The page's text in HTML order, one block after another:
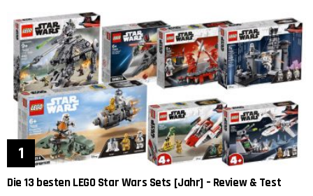
Die 13 besten LEGO Star Wars Sets [Jahr] – Review & Test